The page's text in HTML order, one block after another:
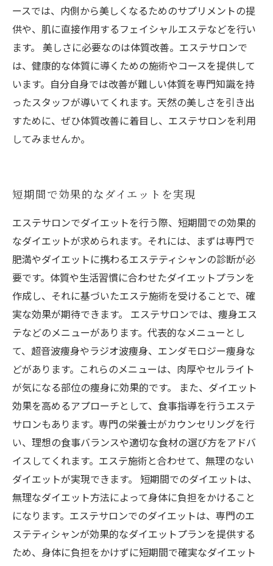
ースでは、内側から美しくなるためのサプリメントの提
供や、肌に直接作用するフェイシャルエステなどを行い
ます。 美しさに必要なのは体質改善。エステサロンで
は、健康的な体質に導くための施術やコースを提供して
います。自分自身では改善が難しい体質を専門知識を持
ったスタッフが導いてくれます。天然の美しさを引き出
すために、ぜひ体質改善に着目し、エステサロンを利用
してみませんか。
短期間で効果的なダイエットを実現
エステサロンでダイエットを行う際、短期間での効果的
なダイエットが求められます。それには、まずは専門で
肥満やダイエットに携わるエステティシャンの診断が必
要です。体質や生活習慣に合わせたダイエットプランを
作成し、それに基づいたエステ施術を受けることで、確
実な効果が期待できます。 エステサロンでは、痩身エス
テなどのメニューがあります。代表的なメニューとし
て、超音波痩身やラジオ波痩身、エンダモロジー痩身な
どがあります。これらのメニューは、肉厚やセルライト
が気になる部位の痩身に効果的です。 また、ダイエット
効果を高めるアプローチとして、食事指導を行うエステ
サロンもあります。専門の栄養士がカウンセリングを行
い、理想の食事バランスや適切な食材の選び方をアドバ
イスしてくれます。エステ施術と合わせて、無理のない
ダイエットが実現できます。 短期間でのダイエットは、
無理なダイエット方法によって身体に負担をかけること
になります。エステサロンでのダイエットは、専門のエ
ステティシャンが効果的なダイエットプランを提供する
ため、身体に負担をかけずに短期間で確実なダイエット